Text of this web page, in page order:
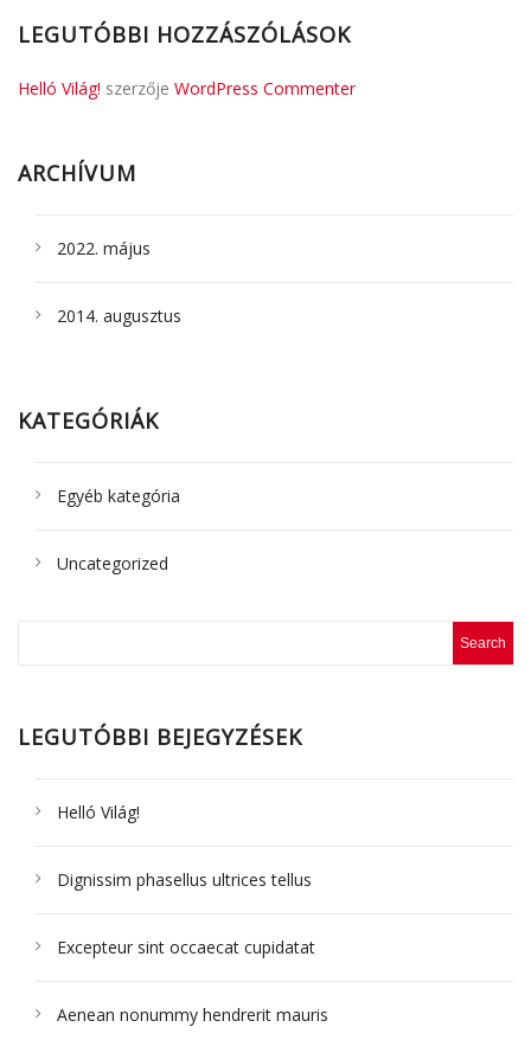
LEGUTÓBBI HOZZÁSZÓLÁSOK
Helló Világ! szerzője WordPress Commenter
ARCHÍVUM
2022. május
2014. augusztus
KATEGÓRIÁK
Egyéb kategória
Uncategorized
LEGUTÓBBI BEJEGYZÉSEK
Helló Világ!
Dignissim phasellus ultrices tellus
Excepteur sint occaecat cupidatat
Aenean nonummy hendrerit mauris